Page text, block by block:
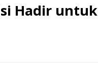
Hadir untuk